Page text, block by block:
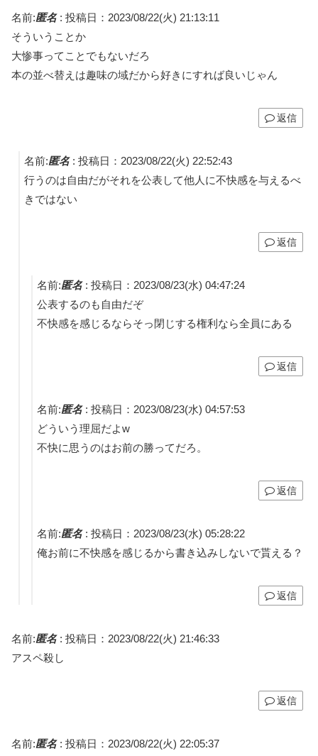
名前:匿名: 投稿日：2023/08/22(火) 21:13:11
そういうことか
大惨事ってことでもないだろ
本の並べ替えは趣味の域だから好きにすれば良いじゃん
返信
名前:匿名: 投稿日：2023/08/22(火) 22:52:43
行うのは自由だがそれを公表して他人に不快感を与えるべ
きではない
返信
名前:匿名: 投稿日：2023/08/23(水) 04:47:24
公表するのも自由だぞ
不快感を感じるならそっ閉じする権利なら全員にある
返信
名前:匿名: 投稿日：2023/08/23(水) 04:57:53
どういう理屈だよw
不快に思うのはお前の勝ってだろ。
返信
名前:匿名: 投稿日：2023/08/23(水) 05:28:22
俺お前に不快感を感じるから書き込みしないで貰える？
返信
名前:匿名: 投稿日：2023/08/22(火) 21:46:33
アスペ殺し
返信
名前:匿名: 投稿日：2023/08/22(火) 22:05:37